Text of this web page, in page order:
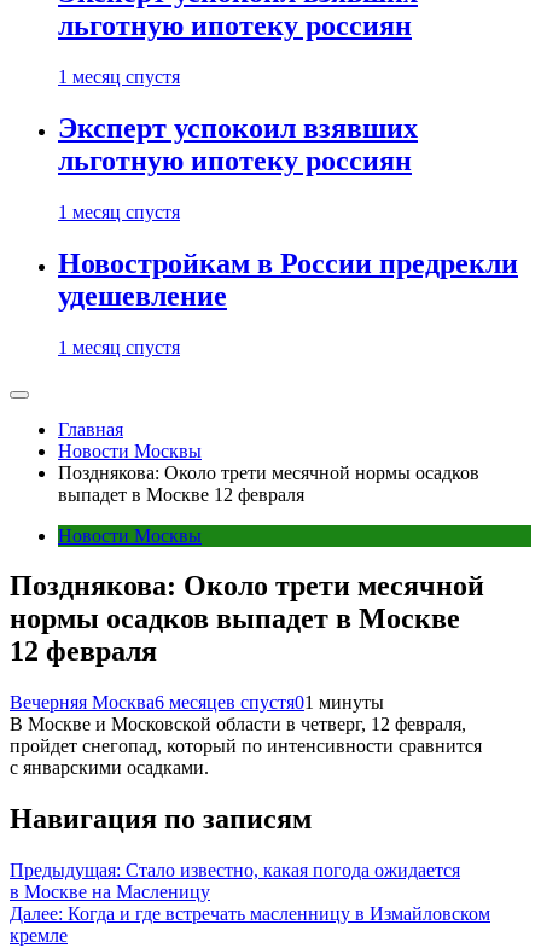
льготную ипотеку россиян
1 месяц спустя
Эксперт успокоил взявших
льготную ипотеку россиян
1 месяц спустя
Новостройкам в России предрекли
удешевление
1 месяц спустя
Главная
Новости Москвы
Позднякова: Около трети месячной нормы осадков
выпадет в Москве 12 февраля
Новости Москвы
Позднякова: Около трети месячной
нормы осадков выпадет в Москве
12 февраля
Вечерняя Москва6 месяцев спустя01 минуты
В Москве и Московской области в четверг, 12 февраля,
пройдет снегопад, который по интенсивности сравнится
с январскими осадками.
Навигация по записям
Предыдущая: Стало известно, какая погода ожидается
в Москве на Масленицу
Далее: Когда и где встречать масленницу в Измайловском
кремле